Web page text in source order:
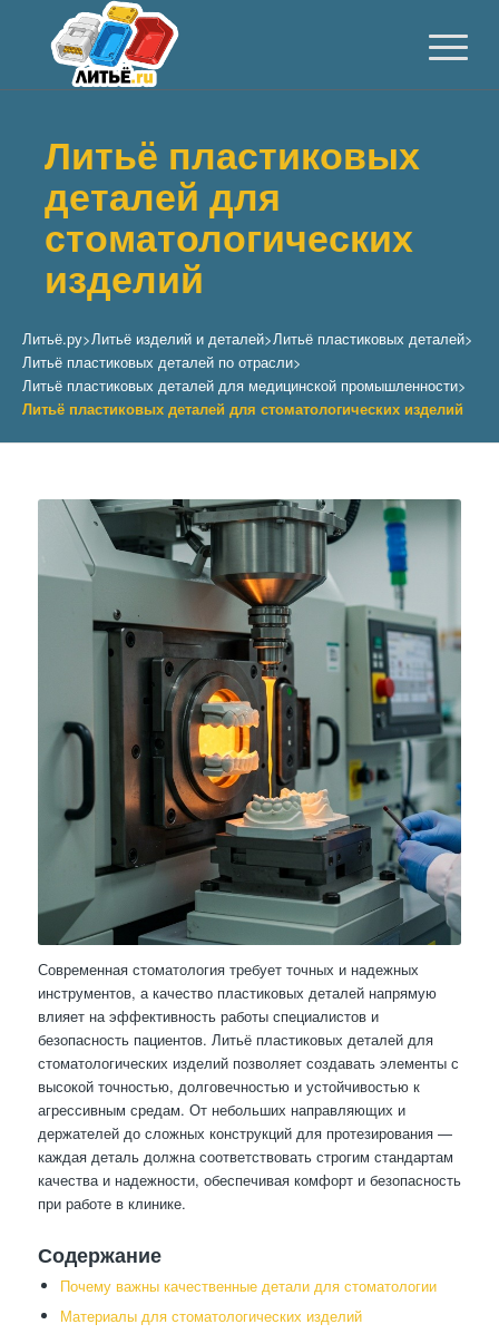
Литьё пластиковых
деталей для
стоматологических
изделий
Литьё.ру>Литьё изделий и деталей>Литьё пластиковых деталей>
Литьё пластиковых деталей по отрасли>
Литьё пластиковых деталей для медицинской промышленности>
Литьё пластиковых деталей для стоматологических изделий
Современная стоматология требует точных и надежных
инструментов, а качество пластиковых деталей напрямую
влияет на эффективность работы специалистов и
безопасность пациентов. Литьё пластиковых деталей для
стоматологических изделий позволяет создавать элементы с
высокой точностью, долговечностью и устойчивостью к
агрессивным средам. От небольших направляющих и
держателей до сложных конструкций для протезирования —
каждая деталь должна соответствовать строгим стандартам
качества и надежности, обеспечивая комфорт и безопасность
при работе в клинике.
Содержание
Почему важны качественные детали для стоматологии
Материалы для стоматологических изделий